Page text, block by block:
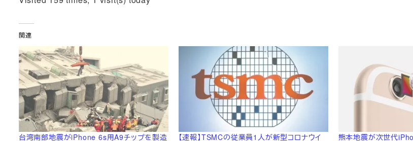
関連
台湾南部地震がiPhone 6s用A9チップを製造
【速報】TSMCの従業員1人が新型コロナウイ
熊本地震が次世代